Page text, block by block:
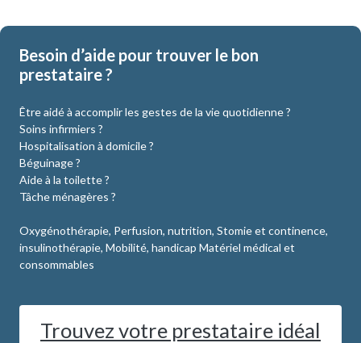
Besoin d’aide pour trouver le bon
prestataire ?
Être aidé à accomplir les gestes de la vie quotidienne ?
Soins infirmiers ?
Hospitalisation à domicile ?
Béguinage ?
Aide à la toilette ?
Tâche ménagères ?
Oxygénothérapie, Perfusion, nutrition, Stomie et continence,
insulinothérapie, Mobilité, handicap Matériel médical et
consommables
Trouvez votre prestataire idéal